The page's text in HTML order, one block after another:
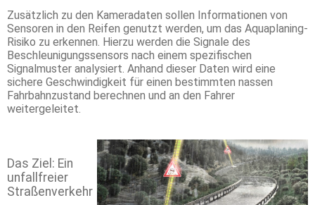
Zusätzlich zu den Kameradaten sollen Informationen von
Sensoren in den Reifen genutzt werden, um das Aquaplaning-
Risiko zu erkennen. Hierzu werden die Signale des
Beschleunigungssensors nach einem spezifischen
Signalmuster analysiert. Anhand dieser Daten wird eine
sichere Geschwindigkeit für einen bestimmten nassen
Fahrbahnzustand berechnen und an den Fahrer
weitergeleitet.
Das Ziel: Ein
unfallfreier
Straßenverkehr